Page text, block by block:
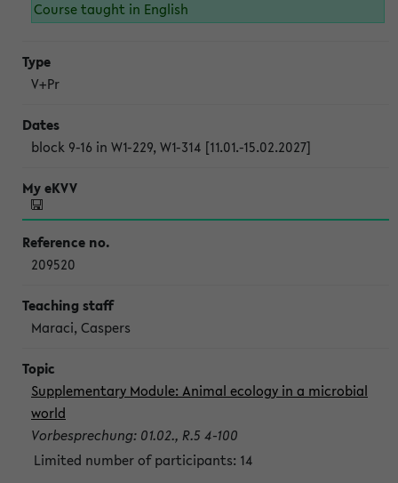
Course taught in English
V+Pr
block 9-16 in W1-229, W1-314 [11.01.-15.02.2027]
209520
Maraci, Caspers
Supplementary Module: Animal ecology in a microbial
world
Vorbesprechung: 01.02., R.5 4-100
Limited number of participants: 14